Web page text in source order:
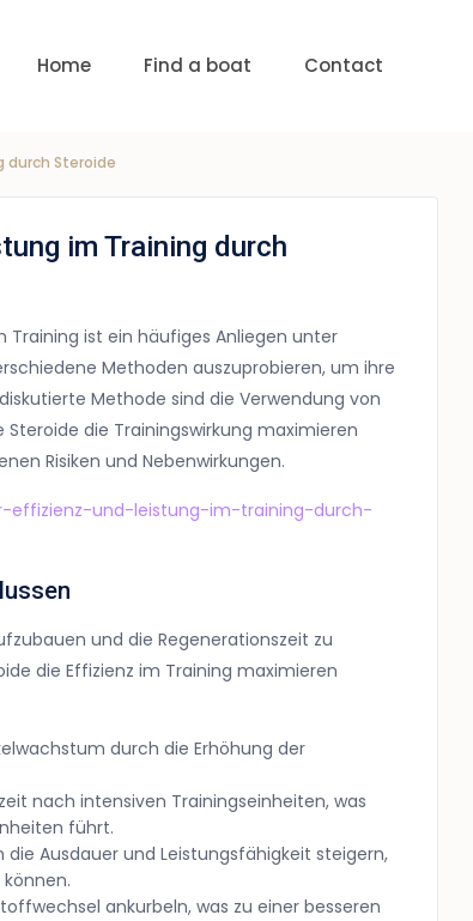
Home Find a boat Contact
0 to USD 6,000
durch Steroide
im Training durch
ist ein häufiges Anliegen unter
Methoden auszuprobieren, um ihre
Methode sind die Verwendung von
die Trainingswirkung maximieren
Risiken und Nebenwirkungen.
effizienz-und-leistung-im-training-durch-
und die Regenerationszeit zu
die Effizienz im Training maximieren
durch die Erhöhung der
nach intensiven Trainingseinheiten, was
führt.
die Ausdauer und Leistungsfähigkeit steigern,
ankurbeln, was zu einer besseren